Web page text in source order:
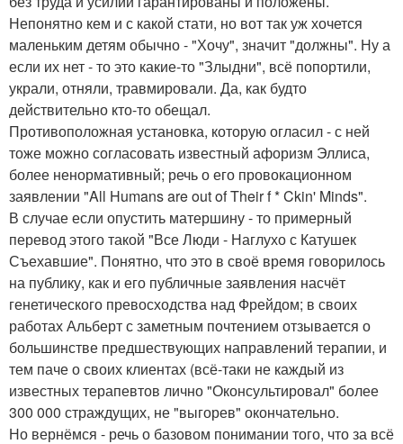
Непонятно кем и с какой стати, но вот так уж хочется
маленьким детям обычно - "Хочу", значит "должны". Ну а
если их нет - то это какие-то "Злыдни", всё попортили,
украли, отняли, травмировали. Да, как будто
действительно кто-то обещал.
Противоположная установка, которую огласил - с ней
тоже можно согласовать известный афоризм Эллиса,
более ненормативный; речь о его провокационном
заявлении "All Humans are out of Their f * Ckin' Minds".
В случае если опустить матершину - то примерный
перевод этого такой "Все Люди - Наглухо с Катушек
Съехавшие". Понятно, что это в своё время говорилось
на публику, как и его публичные заявления насчёт
генетического превосходства над Фрейдом; в своих
работах Альберт с заметным почтением отзывается о
большинстве предшествующих направлений терапии, и
тем паче о своих клиентах (всё-таки не каждый из
известных терапевтов лично "Оконсультировал" более
300 000 страждущих, не "выгорев" окончательно.
Но вернёмся - речь о базовом понимании того, что за всё